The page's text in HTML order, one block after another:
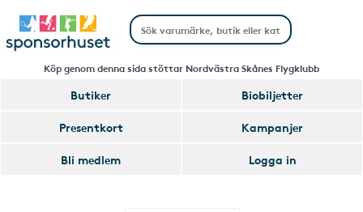
Köp genom denna sida stöttar Nordvästra Skånes Flygklubb
Butiker
Biobiljetter
Presentkort
Kampanjer
Bli medlem
Logga in